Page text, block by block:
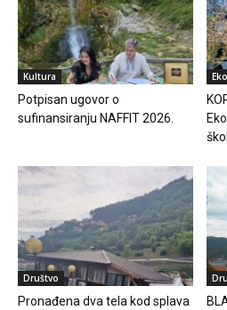
Kultura
Potpisan ugovor o
sufinansiranju NAFFIT 2026.
Društvo
Pronađena dva tela kod splava